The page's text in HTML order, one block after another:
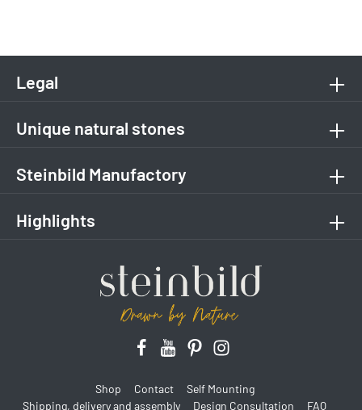
Legal
Unique natural stones
Steinbild Manufactory
Highlights
Shop Contact
Self Mounting
Shipping, delivery and assembly
Design Consultation FAQ